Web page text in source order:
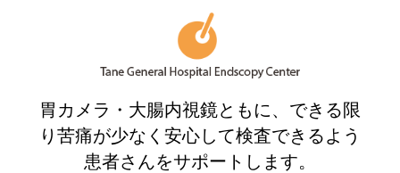
胃カメラ・大腸内視鏡ともに、 できる限
り苦痛が少なく安心して検査できるよう
患者さんをサポートします。